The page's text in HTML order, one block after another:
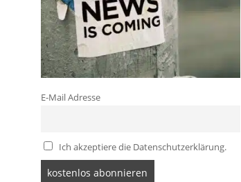
E-Mail Adresse
Ich akzeptiere die Datenschutzerklärung.